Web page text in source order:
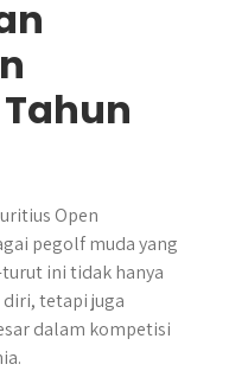
Open
pegolf muda yang
ini tidak hanya
tetapi juga
dalam kompetisi